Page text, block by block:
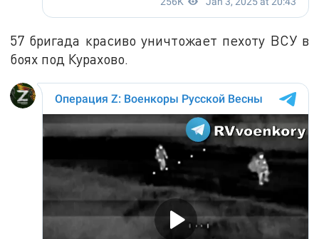
57 бригада красиво уничтожает пехоту ВСУ в
боях под Курахово.